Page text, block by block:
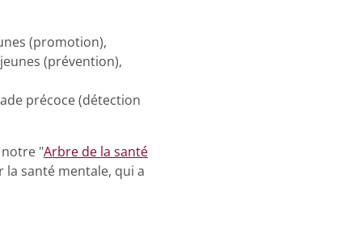
(promotion),
(prévention),
précoce (détection
"Arbre de la santé
la santé mentale, qui a